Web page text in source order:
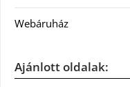
Webáruház
Ajánlott oldalak: